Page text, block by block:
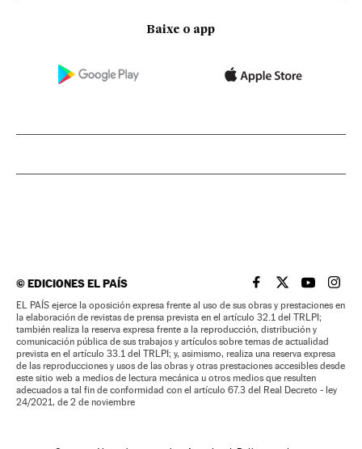
Baixe o app
©EDICIONES EL PAÍS EL PAÍS BRASIL EN
EL PAÍSEL PAÍS
EL
EL PAÍS ejerce la oposición expresa frente al uso de sus obras y prestaciones en
la elaboración de revistas de prensa prevista en el artículo 32.1 del TRLPI;
también realiza la reserva expresa frente a la reproducción, distribución y
comunicación pública de sus trabajos y artículos sobre temas de actualidad
prevista en el artículo 33.1 del TRLPI; y, asimismo, realiza una reserva expresa
de las reproducciones y usos de las obras y otras prestaciones accesibles desde
este sitio web a medios de lectura mecánica u otros medios que resulten
adecuados a tal fin de conformidad con el artículo 67.3 del Real Decreto - ley
24/2021, de 2 de noviembre